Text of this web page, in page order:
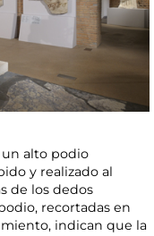
alto podio
y realizado al
de los dedos
recortadas en
indican que la